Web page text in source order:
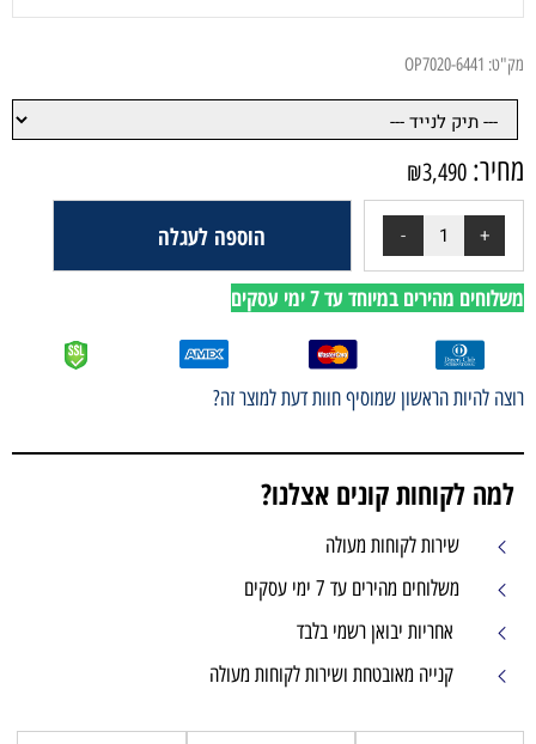
OP7020-6441
₪3,490
הוספה לעגלה
מהירים במיוחד עד 7 ימי עסקים
להיות הראשון שמוסיף חוות דעת למוצר זה?
למה לקוחות קונים אצלנו?
שירות לקוחות מעולה
משלוחים מהירים עד 7 ימי עסקים
אחריות יבואן רשמי בלבד
קנייה מאובטחת ושירות לקוחות מעולה